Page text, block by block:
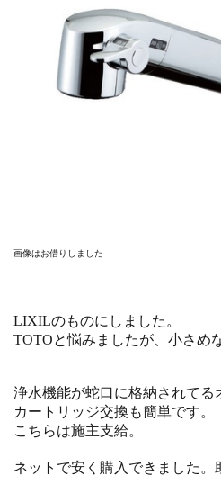
画像はお借りしました
LIXILのものにしました。
TOTOと悩みましたが、小さめ
浄水機能が蛇口に格納されてる
カートリッジ交換も簡単です。
こちらは施主支給。
ネットで安く購入できました。